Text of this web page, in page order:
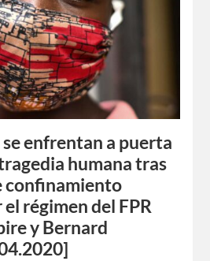
se enfrentan a puerta
humana tras
confinamiento
régimen del FPR
y Bernard